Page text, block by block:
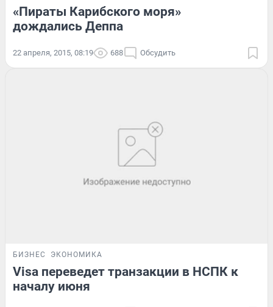
«Пираты Карибского моря»
дождались Деппа
22 апреля, 2015, 08:19 688 Обсудить
БИЗНЕС ЭКОНОМИКА
Visa переведет транзакции в НСПК к
началу июня